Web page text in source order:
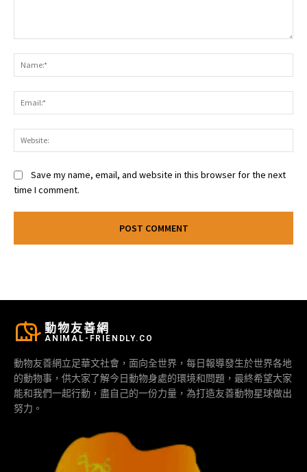
Save my name, email, and website in this browser for the next
time I comment.
動物友善網
ANIMAL-FRIENDLY.CO
動物友善網立足華文社會，面向全世界，每日報導發生於世界各地
的動物事，供大家了解今日動物身處的環境和問題，最終希望大家
能和我們一起行動，盡自己的一份力量，為打造友善動物星球做出
努力。